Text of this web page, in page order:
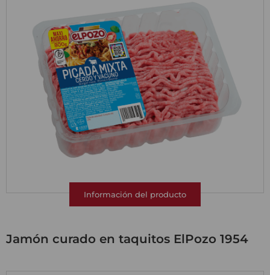
Información del producto
Jamón curado en taquitos ElPozo 1954